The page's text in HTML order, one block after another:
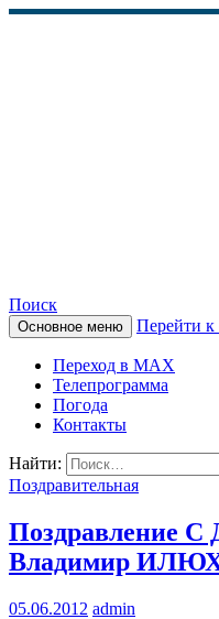
«ВЕСТИ»)
Поиск
Основное меню Перейти
Переход в MAX
Телепрограмма
Погода
Контакты
Найти:
Поздравительная
Поздравление С
Владимир
05.06.2012 admin